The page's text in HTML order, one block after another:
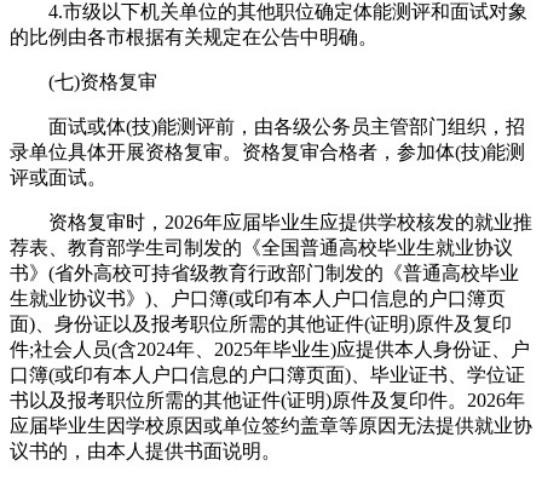
4.市级以下机关单位的其他职位确定体能测评和面试对象
的比例由各市根据有关规定在公告中明确。
(七)资格复审
面试或体(技)能测评前，由各级公务员主管部门组织，招
录单位具体开展资格复审。资格复审合格者，参加体(技)能测
评或面试。
资格复审时，2026年应届毕业生应提供学校核发的就业推
荐表、教育部学生司制发的《全国普通高校毕业生就业协议
书》(省外高校可持省级教育行政部门制发的《普通高校毕业
生就业协议书》)、户口簿(或印有本人户口信息的户口簿页
面)、身份证以及报考职位所需的其他证件(证明)原件及复印
件;社会人员(含2024年、2025年毕业生)应提供本人身份证、户
口簿(或印有本人户口信息的户口簿页面)、毕业证书、学位证
书以及报考职位所需的其他证件(证明)原件及复印件。2026年
应届毕业生因学校原因或单位签约盖章等原因无法提供就业协
议书的，由本人提供书面说明。